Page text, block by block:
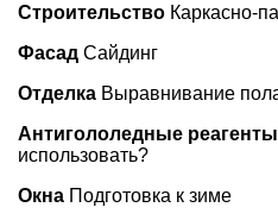
Строительство Каркасно-
Фасад Сайдинг
Отделка Выравнивание
Антигололедные реагенты
использовать?
Окна Подготовка к зиме